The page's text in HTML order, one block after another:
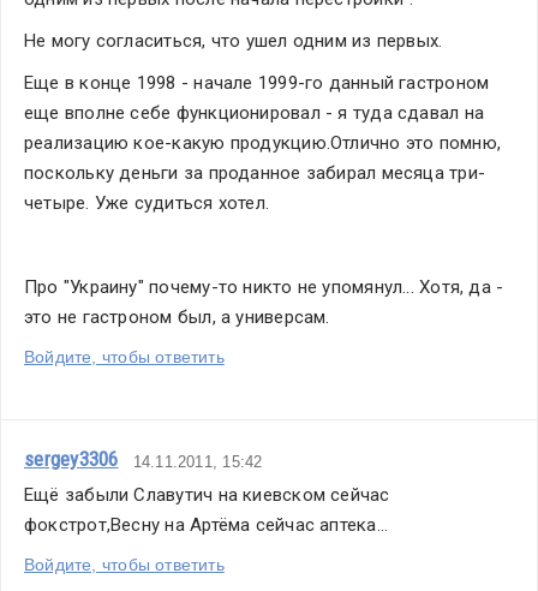
Не могу согласиться, что ушел одним из первых.
Еще в конце 1998 - начале 1999-го данный гастроном
еще вполне себе функционировал - я туда сдавал на
реализацию кое-какую продукцию.Отлично это помню,
поскольку деньги за проданное забирал месяца три-
четыре. Уже судиться хотел.
Про "Украину" почему-то никто не упомянул... Хотя, да -
это не гастроном был, а универсам.
Войдите, чтобы ответить
sergey3306 14.11.2011, 15:42
Ещё забыли Славутич на киевском сейчас
фокстрот,Весну на Артёма сейчас аптека...
Войдите, чтобы ответить